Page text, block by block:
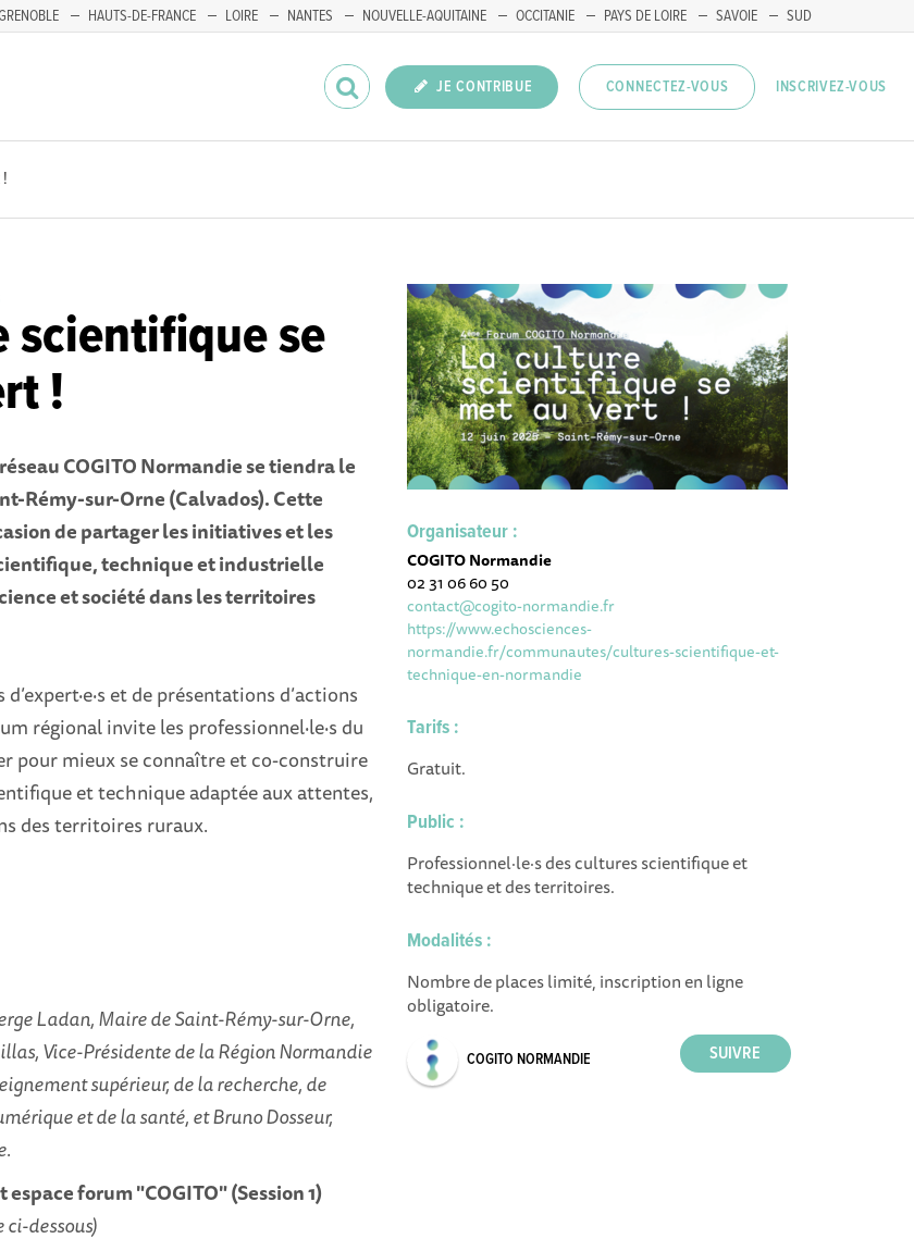
HAUTS-DE-FRANCE LOIRE NANTES NOUVELLE-AQUITAINE OCCITANIE PAYS DE LOIRE SAVOIE SUD
JE CONTRIBUE CONNECTEZ-VOUS INSCRIVEZ-VOUS
scientifique se
!
COGITO Normandie se tiendra le
Rémy-sur-Orne (Calvados). Cette
de partager les initiatives et les
technique et industrielle
et société dans les territoires
et de présentations d’actions
régional invite les professionnel·le·s du
pour mieux se connaître et co-construire
et technique adaptée aux attentes,
des territoires ruraux.
Ladan, Maire de Saint-Rémy-sur-Orne,
Vice-Présidente de la Région Normandie
supérieur, de la recherche, de
et de la santé, et Bruno Dosseur,
espace forum "COGITO" (Session 1)
dessous)
Organisateur :
COGITO Normandie
02 31 06 60 50
contact@cogito-normandie.fr
https://www.echosciences-
normandie.fr/communautes/cultures-scientifique-et-
technique-en-normandie
Tarifs :
Gratuit.
Public :
Professionnel·le·s des cultures scientifique et
technique et des territoires.
Modalités :
Nombre de places limité, inscription en ligne
obligatoire.
COGITO NORMANDIE